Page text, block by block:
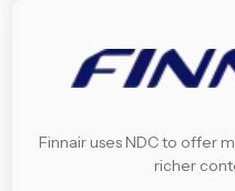
Finnair uses NDC to offer
richer